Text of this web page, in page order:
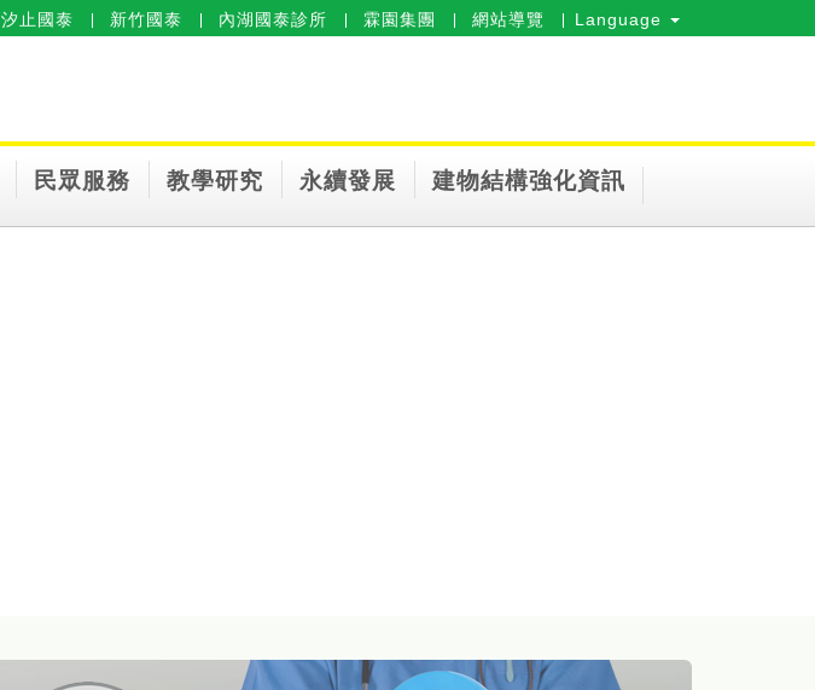
汐止國泰 新竹國泰 內湖國泰診所 霖園集團 網站導覽 Language
民眾服務 教學研究 永續發展 建物結構強化資訊